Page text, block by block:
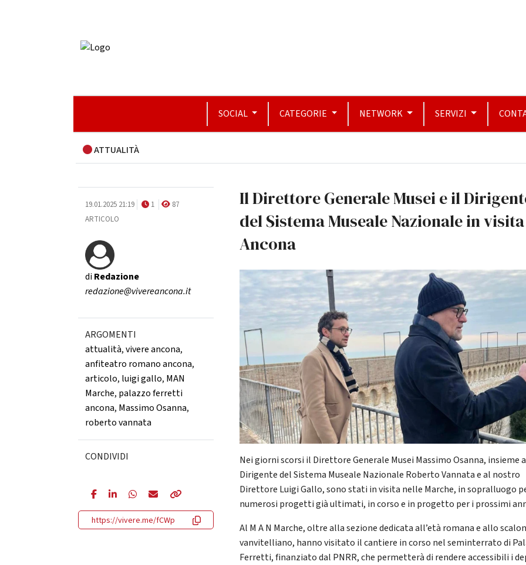
SOCIAL CATEGORIE NETWORK SERVIZI
ATTUALITÀ
19.01.2025 21:19 1
87
ARTICOLO
diRedazione
redazione@vivereancona.it
ARGOMENTI
attualità,vivere ancona,
anfiteatro romano ancona,
articolo, luigi gallo, MAN
Marche, palazzo ferretti
ancona, Massimo Osanna,
roberto vannata
CONDIVIDI
https://vivere.me/fCWp
Il Direttore Generale Musei e il
del Sistema Museale Nazionale in
Ancona
Nei giorni scorsi il Direttore Generale Musei Massimo Osanna, insieme
Dirigente del Sistema Museale Nazionale Roberto Vannata e al nostro
Direttore Luigi Gallo, sono stati in visita nelle Marche, in sopralluogo
numerosi progetti già ultimati, in corso e in progetto per i prossimi
Al M A N Marche, oltre alla sezione dedicata all’età romana e allo
vanvitelliano, hanno visitato il cantiere in corso nel seminterrato di
Ferretti, finanziato dal PNRR, che permetterà di rendere accessibili i